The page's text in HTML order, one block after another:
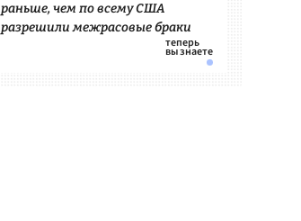
раньше, чем по всему США
разрешили межрасовые браки